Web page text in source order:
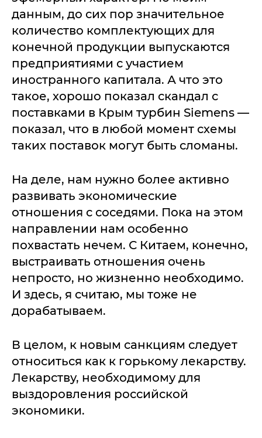
данным, до сих пор значительное
количество комплектующих для
конечной продукции выпускаются
предприятиями с участием
иностранного капитала. А что это
такое, хорошо показал скандал с
поставками в Крым турбин Siemens —
показал, что в любой момент схемы
таких поставок могут быть сломаны.
На деле, нам нужно более активно
развивать экономические
отношения с соседями. Пока на этом
направлении нам особенно
похвастать нечем. С Китаем, конечно,
выстраивать отношения очень
непросто, но жизненно необходимо.
И здесь, я считаю, мы тоже не
дорабатываем.
В целом, к новым санкциям следует
относиться как к горькому лекарству.
Лекарству, необходимому для
выздоровления российской
экономики.